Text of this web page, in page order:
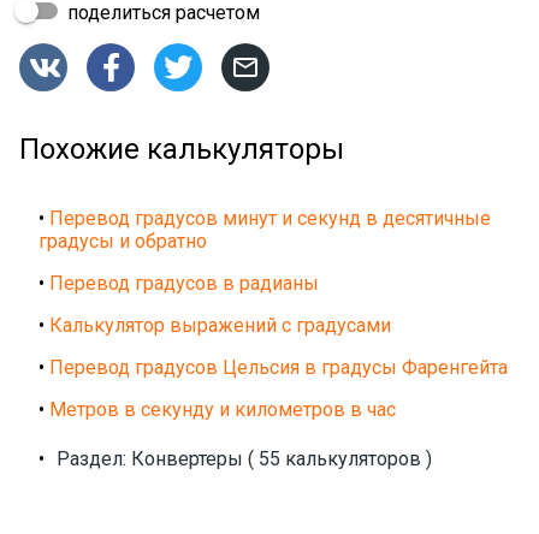
поделиться расчетом
   
Похожие калькуляторы
• Перевод градусов минут и секунд в десятичные
градусы и обратно
• Перевод градусов в радианы
• Калькулятор выражений с градусами
• Перевод градусов Цельсия в градусы Фаренгейта
• Метров в секунду и километров в час
• Раздел: Конвертеры ( 55 калькуляторов )